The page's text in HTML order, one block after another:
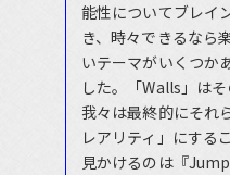
能性についてブレイ
き、時々できるなら
いテーマがいくつか
した。「Walls」はそ
我々は最終的にそれ
レアリティ」にする
見かけるのは『